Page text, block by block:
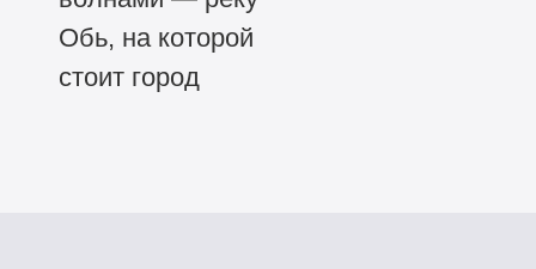
Обь, на которой
стоит город